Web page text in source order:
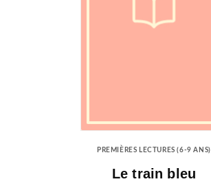
PREMIÈRES LECTURES (6-9 ANS)
Le train bleu